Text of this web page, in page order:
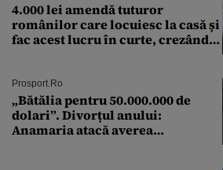
4.000 lei amendă tuturor
românilor care locuiesc la casă și
fac acest lucru în curte, crezând
Prosport.ro
„Bătălia pentru 50.000.000 de
dolari”. Divorțul anului:
Anamaria atacă averea